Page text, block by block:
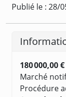
Publié le : 28/
180 000,00 €
Marché
Procédure